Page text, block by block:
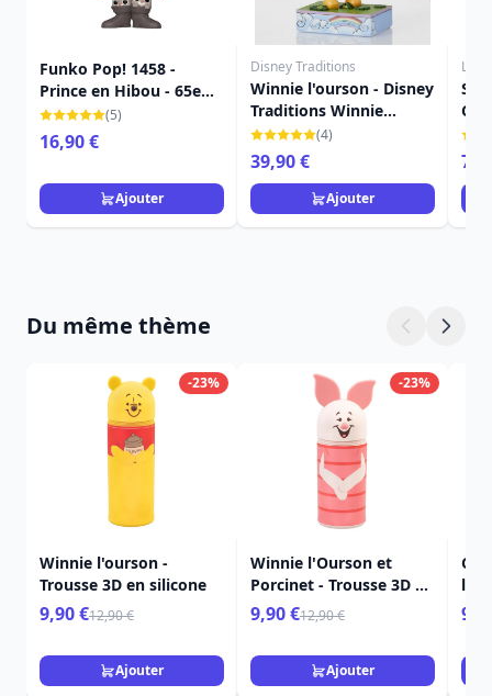
Funko Pop! 1458 -
Prince en Hibou - 65e
anniversaire de la Belle
au bois dormant
(5)
16,90 €
Ajouter
Disney Traditions
Winnie l'ourson - Disney
Traditions Winnie
l'Ourson(4)
39,90 €
Ajouter
Du même thème
-23%
Winnie l'ourson -
Trousse 3D en silicone
9,90 €12,90 €
Ajouter
-23%
Winnie l'Ourson et
Porcinet - Trousse 3D en
silicone
9,90 €12,90 €
Ajouter
le